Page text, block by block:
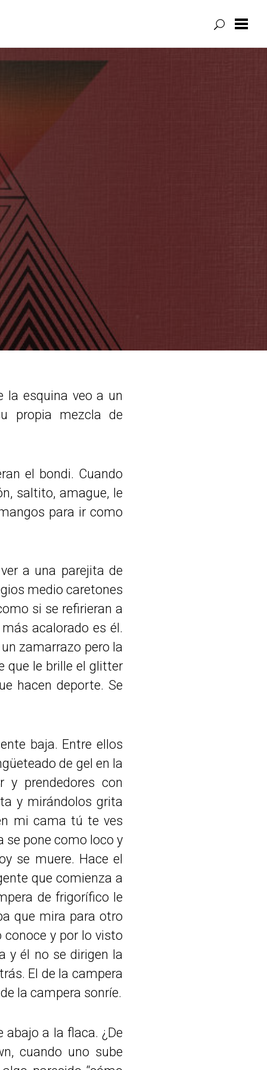
la esquina veo a un
propia mezcla de
el bondi. Cuando
saltito, amague, le
para ir como
a una parejita de
medio caretones
si se refirieran a
acalorado es él.
zamarrazo pero la
que le brille el glitter
hacen deporte. Se
baja. Entre ellos
de gel en la
y prendedores con
y mirándolos grita
mi cama tú te ves
se pone como loco y
se muere. Hace el
que comienza a
de frigorífico le
que mira para otro
y por lo visto
y él no se dirigen la
El de la campera
la campera sonríe.
abajo a la flaca. ¿De
cuando uno sube